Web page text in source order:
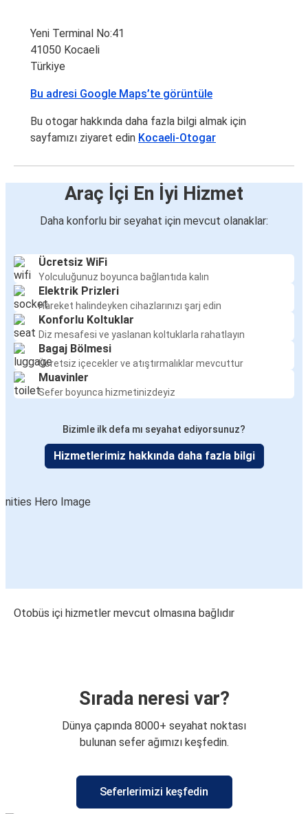
Yeni Terminal No:41
41050 Kocaeli
Türkiye
Bu adresi Google Maps’te görüntüle
Bu otogar hakkında daha fazla bilgi almak için
sayfamızı ziyaret edin Kocaeli-Otogar
Araç İçi En İyi Hizmet
Daha konforlu bir seyahat için mevcut olanaklar:
Ücretsiz WiFi
Yolculuğunuz boyunca bağlantıda kalın
Elektrik Prizleri
Hareket halindeyken cihazlarınızı şarj edin
Konforlu Koltuklar
Diz mesafesi ve yaslanan koltuklarla rahatlayın
Bagaj Bölmesi
Ücretsiz içecekler ve atıştırmalıklar mevcuttur
Muavinler
Sefer boyunca hizmetinizdeyiz
Bizimle ilk defa mı seyahat ediyorsunuz?
Hizmetlerimiz hakkında daha fazla bilgi
Otobüs içi hizmetler mevcut olmasına bağlıdır
Sırada neresi var?
Dünya çapında 8000+ seyahat noktası
bulunan sefer ağımızı keşfedin.
Seferlerimizi keşfedin